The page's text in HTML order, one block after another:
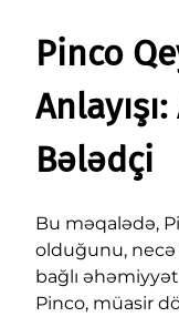
Pinco
Bələdçi
Bu məqalədə,
olduğunu,
bağlı
Pinco, müasir